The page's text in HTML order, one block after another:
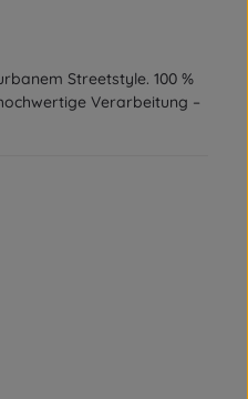
Streetstyle. 100 %
Verarbeitung –